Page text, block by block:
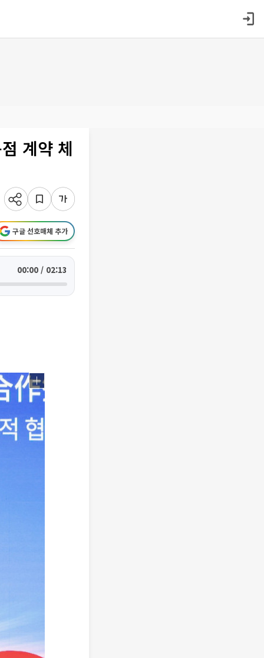
계약 체
구글 선호매체 추가
00:00 / 02:13